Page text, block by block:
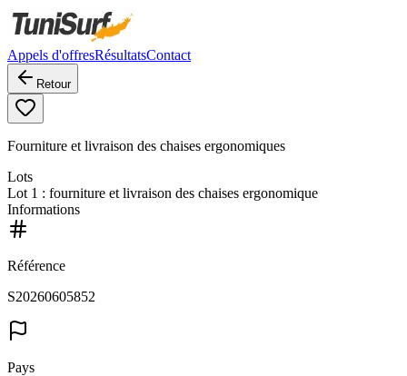
Appels d'offresRésultatsContact
Retour
Fourniture et livraison des chaises ergonomiques
Lots
Lot 1 : fourniture et livraison des chaises ergonomique
Informations
Référence
S20260605852
Pays